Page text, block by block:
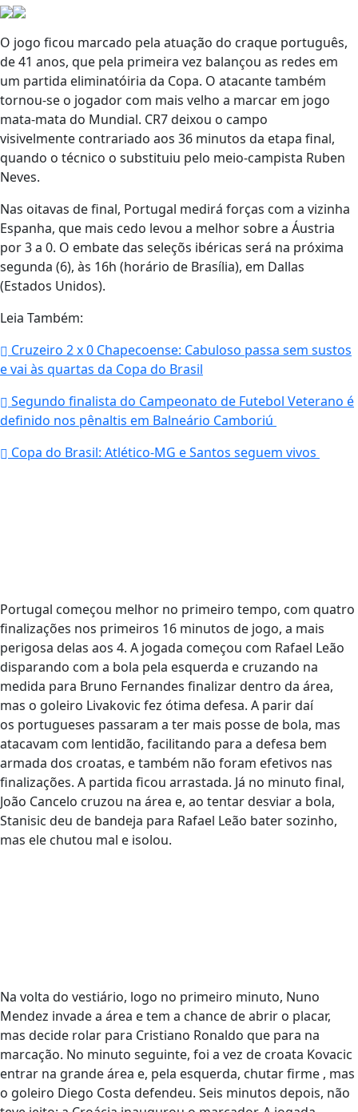
O jogo ficou marcado pela atuação do craque português,
de 41 anos, que pela primeira vez balançou as redes em
um partida eliminatóiria da Copa. O atacante também
tornou-se o jogador com mais velho a marcar em jogo
mata-mata do Mundial. CR7 deixou o campo
visivelmente contrariado aos 36 minutos da etapa final,
quando o técnico o substituiu pelo meio-campista Ruben
Neves.
Nas oitavas de final, Portugal medirá forças com a vizinha
Espanha, que mais cedo levou a melhor sobre a Áustria
por 3 a 0. O embate das seleçõs ibéricas será na próxima
segunda (6), às 16h (horário de Brasília), em Dallas
(Estados Unidos).
Leia Também:
Cruzeiro 2 x 0 Chapecoense: Cabuloso passa sem sustos
e vai às quartas da Copa do Brasil
Segundo finalista do Campeonato de Futebol Veterano é
definido nos pênaltis em Balneário Camboriú
Copa do Brasil: Atlético-MG e Santos seguem vivos
Portugal começou melhor no primeiro tempo, com quatro
finalizações nos primeiros 16 minutos de jogo, a mais
perigosa delas aos 4. A jogada começou com Rafael Leão
disparando com a bola pela esquerda e cruzando na
medida para Bruno Fernandes finalizar dentro da área,
mas o goleiro Livakovic fez ótima defesa. A parir daí
os portugueses passaram a ter mais posse de bola, mas
atacavam com lentidão, facilitando para a defesa bem
armada dos croatas, e também não foram efetivos nas
finalizações. A partida ficou arrastada. Já no minuto final,
João Cancelo cruzou na área e, ao tentar desviar a bola,
Stanisic deu de bandeja para Rafael Leão bater sozinho,
mas ele chutou mal e isolou.
Na volta do vestiário, logo no primeiro minuto, Nuno
Mendez invade a área e tem a chance de abrir o placar,
mas decide rolar para Cristiano Ronaldo que para na
marcação. No minuto seguinte, foi a vez de croata Kovacic
entrar na grande área e, pela esquerda, chutar firme , mas
o goleiro Diego Costa defendeu. Seis minutos depois, não